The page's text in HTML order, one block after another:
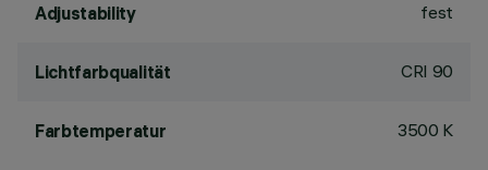
Adjustability fest
Lichtfarbqualität CRI 90
Farbtemperatur 3500 K